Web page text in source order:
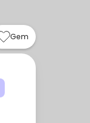
Gem